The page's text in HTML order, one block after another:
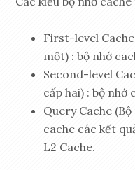
First-level Cache
một) : bộ nhớ
Second-level
cấp hai) : bộ nhớ
Query Cache
cache các kết
L2 Cache.